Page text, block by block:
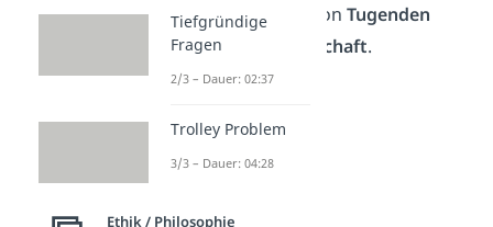
sich in der Ausübung von Tugenden
innerhalb der
Gemeinschaft.
Tiefgründige
Fragen
2/3 – Dauer: 02:37
Trolley Problem
3/3 – Dauer: 04:28
Ethik / Philosophie